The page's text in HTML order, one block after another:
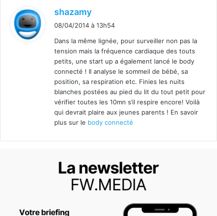
shazamy
i
:
08/04/2014 à 13h54
Dans la même lignée, pour surveiller non pas la
tension mais la fréquence cardiaque des touts
petits, une start up a également lancé le body
connecté ! Il analyse le sommeil de bébé, sa
position, sa respiration etc. Finies les nuits
blanches postées au pied du lit du tout petit pour
vérifier toutes les 10mn s’il respire encore! Voilà
qui devrait plaire aux jeunes parents ! En savoir
plus sur le body connecté